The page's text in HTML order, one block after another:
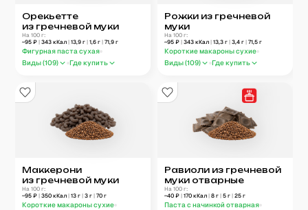
Орекьетте
из гречневой муки
На 100 г:
~95 ₽| 343 кКал| 13,9 г| 1,6 г| 71,9 г
Фигурная паста сухая
Виды (109) Где купить
Рожки из гречневой
муки
На 100 г:
~95 ₽ | 343 кКал | 13,3 г | 3,4 г | 71,5 г
Короткие макароны сухие
Виды (109) Где купить
Маккерони
из гречневой муки
На 100 г:
~95 ₽| 350 кКал| 13 г| 3 г| 70 г
Короткие макароны сухие
Равиоли из гречневой
муки отварные
На 100 г:
~40 ₽ | 170 кКал | 8 г | 5 г | 25 г
Паста с начинкой отварная